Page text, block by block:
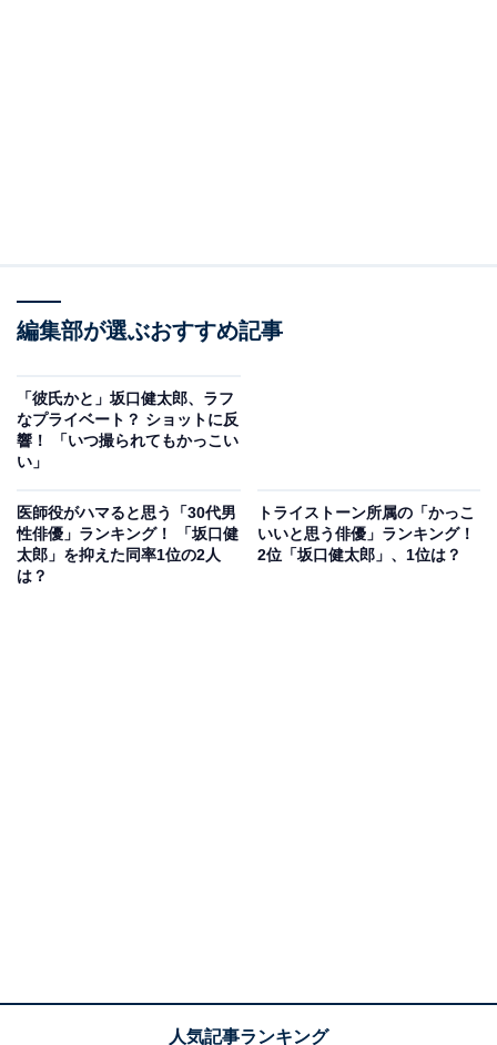
編集部が選ぶおすすめ記事
「彼氏かと」坂口健太郎、ラフ
なプライベート？ ショットに反
響！ 「いつ撮られてもかっこい
い」
医師役がハマると思う「30代男
性俳優」ランキング！ 「坂口健
太郎」を抑えた同率1位の2人
は？
トライストーン所属の「かっこ
いいと思う俳優」ランキング！
2位「坂口健太郎」、1位は？